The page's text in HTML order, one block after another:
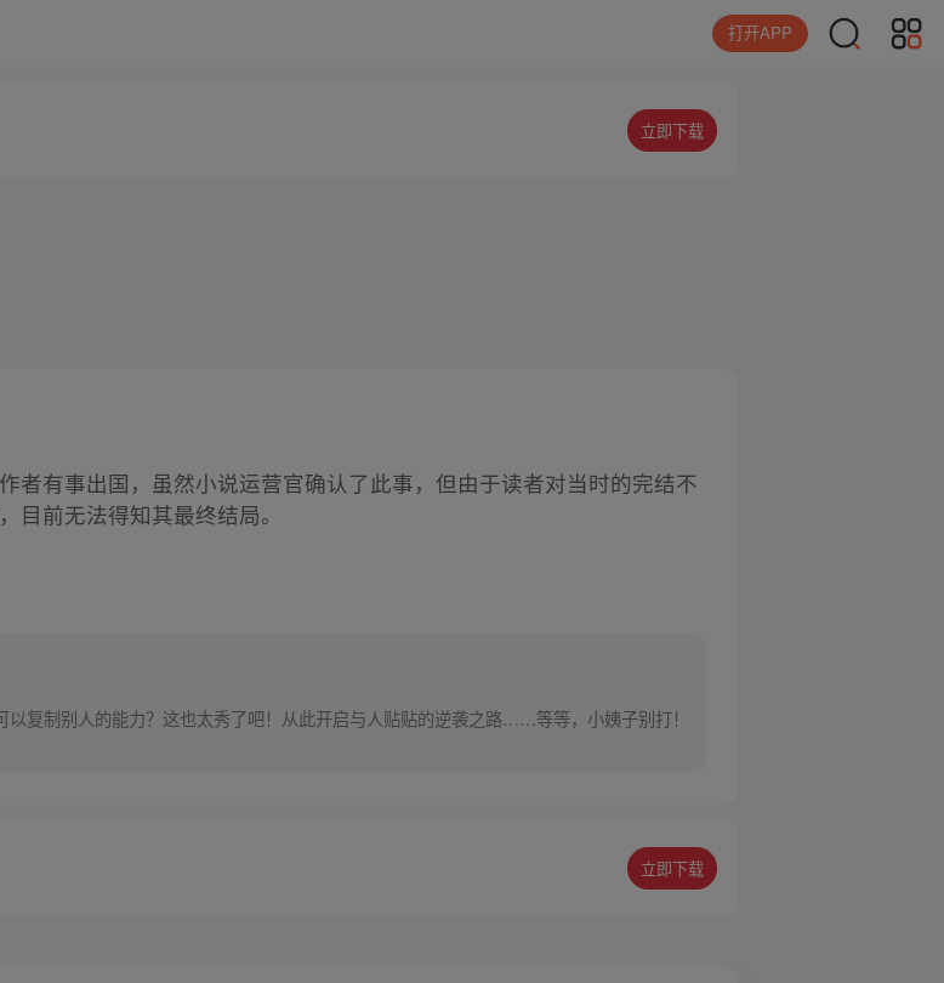
打开APP
立即下载
者有事出国，虽然小说运营官确认了此事，但由于读者对当时的完结不
目前无法得知其最终结局。
复制别人的能力？这也太秀了吧！从此开启与人贴贴的逆袭之路……等等，小姨子别打！
立即下载